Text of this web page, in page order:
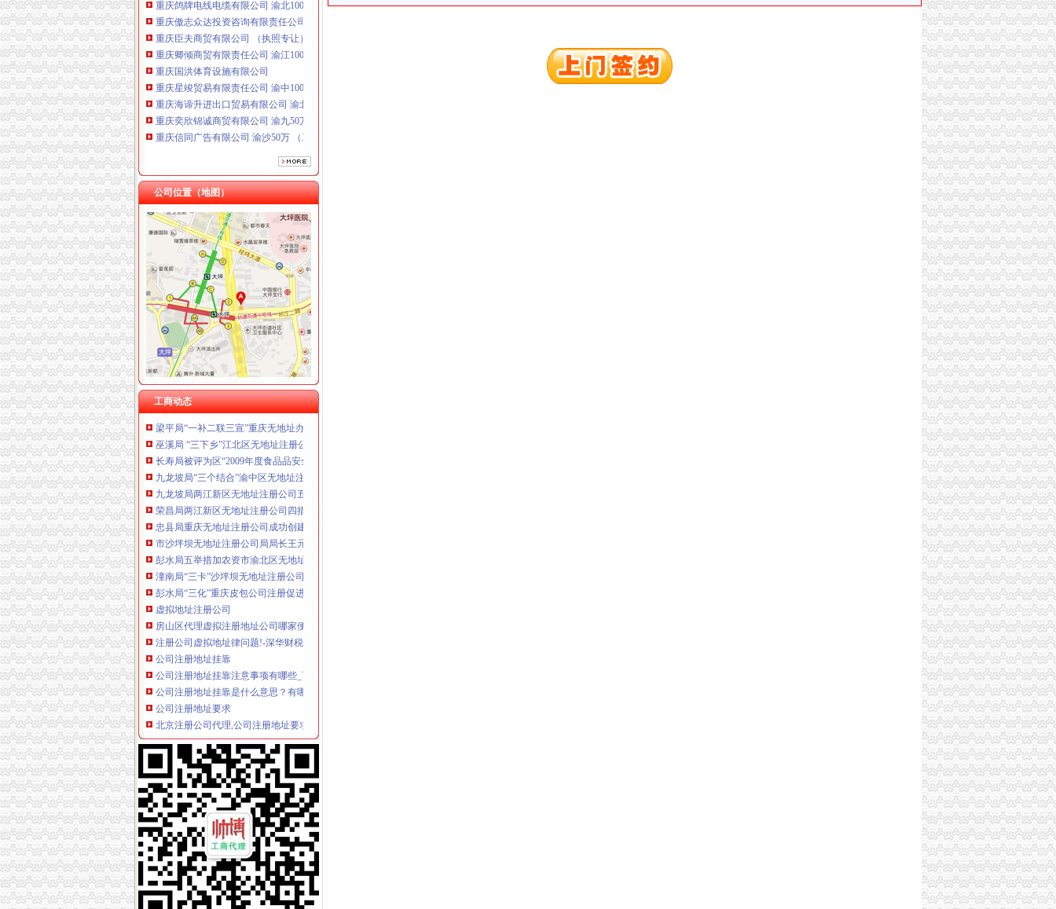
重庆傲志众达投资咨询有限责任公司 渝九1000万 （增资）
重庆臣夫商贸有限公司 （执照专让）
重庆卿倾商贸有限责任公司 渝江100万 （工商注册）
重庆国洪体育设施有限公司
重庆星竣贸易有限责任公司 渝中100万 （进出口权）
重庆海谛升进出口贸易有限公司 渝北100万 （进出口权）
重庆奕欣锦诚商贸有限公司 渝九50万 （工商注册）
重庆信同广告有限公司 渝沙50万 （工商注册）
重庆三虹房地产营销策划有限公司
重庆鸽牌电线电缆有限公司 渝北10010万 (进出口权)
重庆傲志众达投资咨询有限责任公司 渝九1000万 （增资）
重庆臣夫商贸有限公司 （执照专让）
重庆卿倾商贸有限责任公司 渝江100万 （工商注册）
重庆国洪体育设施有限公司
重庆星竣贸易有限责任公司 渝中100万 （进出口权）
重庆海谛升进出口贸易有限公司 渝北100万 （进出口权）
重庆奕欣锦诚商贸有限公司 渝九50万 （工商注册）
重庆信同广告有限公司 渝沙50万 （工商注册）
重庆三虹房地产营销策划有限公司
重庆宝鹰汽车销售有限公司
公司位置（地图）
工商动态
工商动态
经开区局四举措造“三高”南坪无地址注册公司网上年检
大渡口局重庆皮包公司注册六条措施助推信息工作上档升级
大足局江北区无地址注册公司开展问贫困母亲活动
大足局以“四化”公司注册地址要求标准提升办公室整体工作水平和能力
市南坪无地址注册公司局夺得短程马拉松比赛第八名
荣昌局公司注册地址要求四措并举开展节日广告整顿取得实效
巴南区区长段成刚对巴南局重庆无地址注册公司工商专报作出批示
市潼南无地址注册公司局课题被评为中国工商学会2009年度立项课题优秀成果
巴南局围绕“三力”潼南无地址注册公司广做文章服务地方经济发展成效明显
梁平局“一补二联三宣”重庆无地址办营业执照模式推进商标发展
巫溪局 “三下乡”江北区无地址注册公司活动为农村消费者送“精食粮”
长寿局被评为区“2009年度食品品安全工作先进集体”重庆无地址办营业执照
九龙坡局“三个结合”渝中区无地址注册公司化店堂告示类合同格式条款监管初见成效
九龙坡局两江新区无地址注册公司五措并举化品器械保健食品广告监管
荣昌局两江新区无地址注册公司四措施创新宣促商标品牌发展
忠县局重庆无地址注册公司成功创建2009年度县级文明行业
市沙坪坝无地址注册公司局局长王元楷做客新华网与网民在线交流
彭水局五举措加农资市渝北区无地址注册公司场监管
潼南局“三卡”沙坪坝无地址注册公司服务招商引资工作取得成效
彭水局“三化”重庆皮包公司注册促进效能纪律作风建设
虚拟地址注册公司
房山区代理虚拟注册地址公司哪家便宜_专业代办虚拟注册地址公司哪
注册公司虚拟地址律问题!-深华财税的日志-网易博客
公司注册地址挂靠
公司注册地址挂靠注意事项有哪些_百度经验
公司注册地址挂靠是什么意思？有哪些注意事项？-律知识大全|律师
公司注册地址要求
北京注册公司代理,公司注册地址要求,公司名称注册要求-阿里巴巴
公司注册地址要求是什么？_搜狐财经_搜狐网
无地址服务中心
s版iphone6拨这个*#5005*7672*0#是询问失败服务中心无地址-
苏州诺基亚维修服务中心诺基亚八八零零A无送话功能-中国易修网
无地址注册公司可靠吗
上海无地址可以注册公司吗_上海誉胜注册公司
在北京没有注册地址可以注册公司吗？_搜狐财经_搜狐网
无地址注册公司
“无地址”注册公司真的可以吗？_搜狐_搜狐网
无地址注册厂家_无地址注册厂家/公司-阿里巴巴公司页
居民住宅注册公司